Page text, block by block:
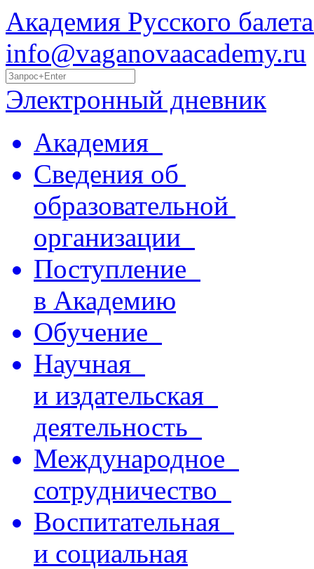
Академия Русского
info@vaganovaacademy.ru
Электронный дневник
Академия
Сведения об
образовательной
организации
Поступление
в Академию
Обучение
Научная
и издательская
деятельность
Международное
сотрудничество
Воспитательная
и социальная